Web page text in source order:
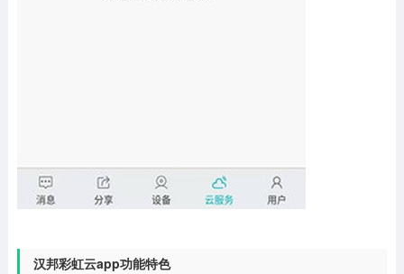
汉邦彩虹云app功能特色